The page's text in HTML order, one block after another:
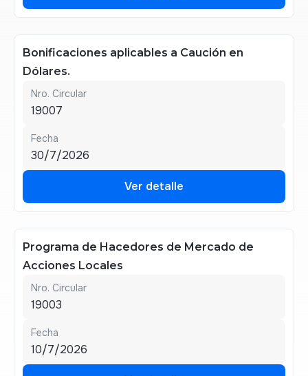
Bonificaciones aplicables a Caución en
Dólares.
Nro. Circular
19007
Fecha
30/7/2026
Ver detalle
Programa de Hacedores de Mercado de
Acciones Locales
Nro. Circular
19003
Fecha
10/7/2026